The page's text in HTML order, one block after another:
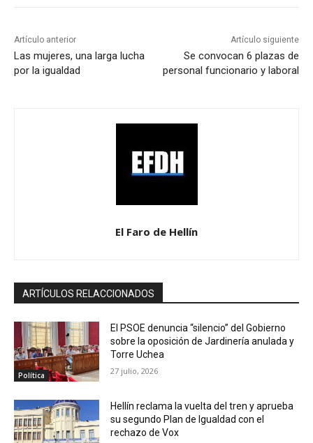
Artículo anterior
Las mujeres, una larga lucha
por la igualdad
Artículo siguiente
Se convocan 6 plazas de
personal funcionario y laboral
El Faro de Hellín
ARTÍCULOS RELACCIONADOS
Política
El PSOE denuncia “silencio” del Gobierno
sobre la oposición de Jardinería anulada y
Torre Uchea
27 julio, 2026
Hellín reclama la vuelta del tren y aprueba
su segundo Plan de Igualdad con el
rechazo de Vox